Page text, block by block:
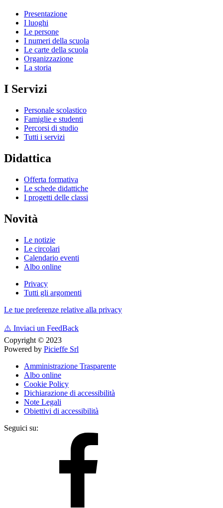
Presentazione
I luoghi
Le persone
I numeri della scuola
Le carte della scuola
Organizzazione
La storia
I Servizi
Personale scolastico
Famiglie e studenti
Percorsi di studio
Tutti i servizi
Didattica
Offerta formativa
Le schede didattiche
I progetti delle classi
Novità
Le notizie
Le circolari
Calendario eventi
Albo online
Privacy
Tutti gli argomenti
Le tue preferenze relative alla privacy
⚠️ Inviaci un FeedBack
Copyright © 2023
Powered by Picieffe Srl
Amministrazione Trasparente
Albo online
Cookie Policy
Dichiarazione di accessibilità
Note Legali
Obiettivi di accessibilità
Seguici su: